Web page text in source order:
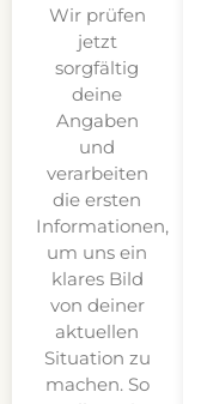
Wir prüfen
jetzt
sorgfältig
deine
Angaben
und
verarbeiten
die ersten
Informationen,
um uns ein
klares Bild
von deiner
aktuellen
Situation zu
machen. So